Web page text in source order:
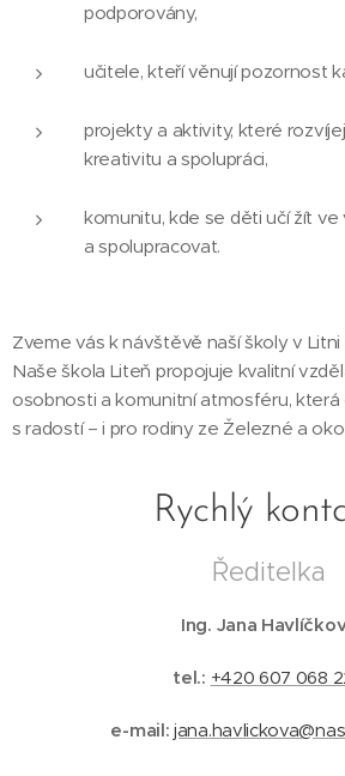
podporovány,
učitele, kteří věnují pozornost
projekty a aktivity, které
kreativitu a spolupráci,
komunitu, kde se děti učí žít
a spolupracovat.
Zveme vás k návštěvě naší školy v Litni
Naše škola Liteň propojuje kvalitní
osobnosti a komunitní atmosféru,
s radostí – i pro rodiny ze Železné a
Rychlý
Ředitelka
Ing. Jana
tel.: +420 607 068
e-mail: